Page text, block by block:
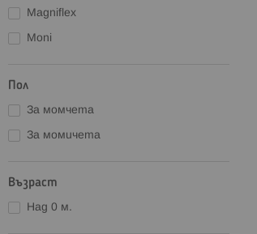
Magniflex
Moni
Пол
За момчета
За момичета
Възраст
Над 0 м.